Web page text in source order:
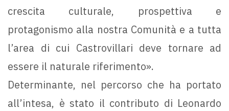
crescita culturale, prospettiva e
protagonismo alla nostra Comunità e a tutta
l’area di cui Castrovillari deve tornare ad
essere il naturale riferimento».
Determinante, nel percorso che ha portato
all’intesa, è stato il contributo di Leonardo